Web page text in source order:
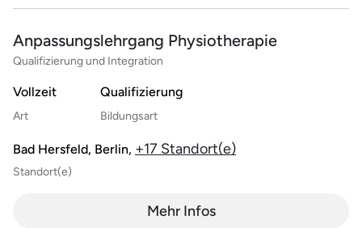
Anpassungslehrgang Physiotherapie
Qualifizierung und Integration
Vollzeit
Art
Qualifizierung
Bildungsart
Bad Hersfeld, Berlin, +17 Standort(e)
Standort(e)
Mehr Infos